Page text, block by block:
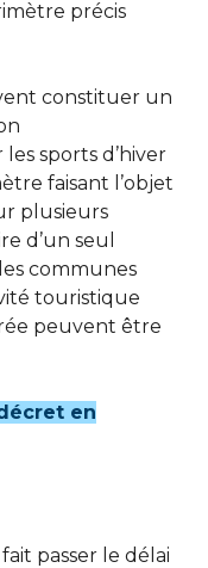
précis
constituer un
sports d’hiver
faisant l’objet
plusieurs
d’un seul
communes
touristique
peuvent être
en
passer le délai